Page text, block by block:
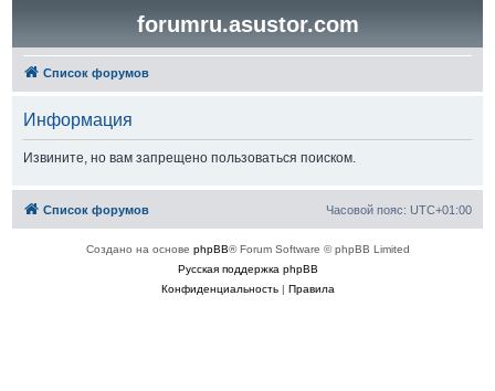
forumru.asustor.com
Список форумов
Информация
Извините, но вам запрещено пользоваться поиском.
Список форумов Часовой пояс: UTC+01:00
Создано на основе phpBB® Forum Software © phpBB Limited
Русская поддержка phpBB
Конфиденциальность| Правила